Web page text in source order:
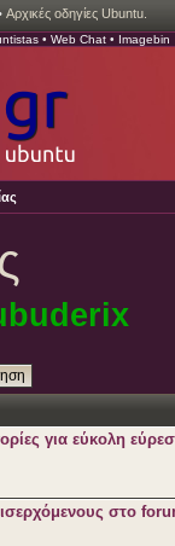
Αρχικές οδηγίες Ubuntu.
• Web Chat • Imagebin
για εύκολη
στο